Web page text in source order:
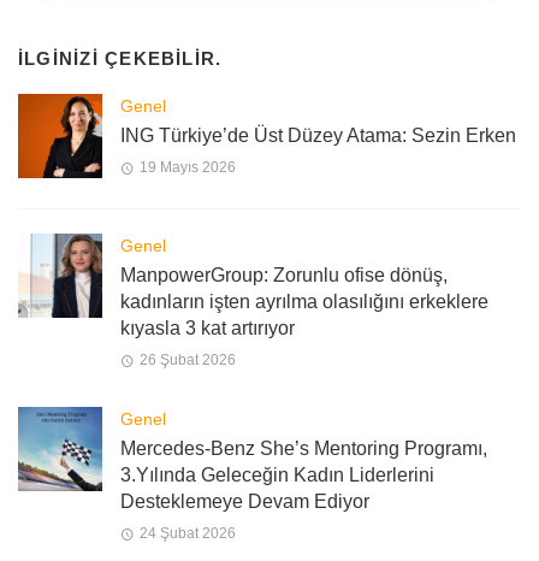
İLGINIZI ÇEKEBILIR.
Genel
ING Türkiye’de Üst Düzey Atama: Sezin Erken
19 Mayıs 2026
Genel
ManpowerGroup: Zorunlu ofise dönüş,
kadınların işten ayrılma olasılığını erkeklere
kıyasla 3 kat artırıyor
26 Şubat 2026
Genel
Mercedes-Benz She’s Mentoring Programı,
3.Yılında Geleceğin Kadın Liderlerini
Desteklemeye Devam Ediyor
24 Şubat 2026